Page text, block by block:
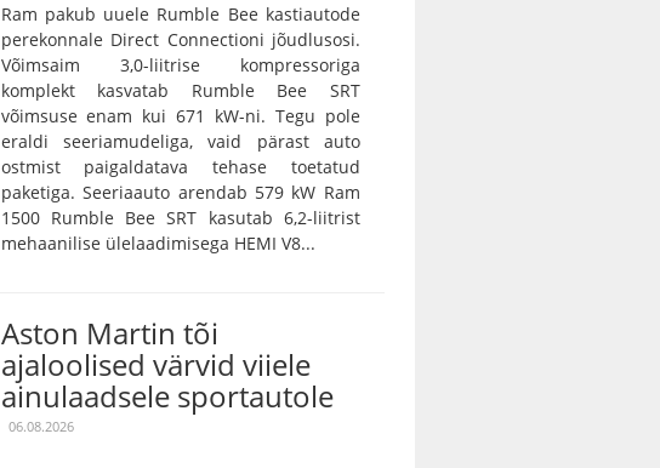
Ram pakub uuele Rumble Bee kastiautode
perekonnale Direct Connectioni jõudlusosi.
Võimsaim 3,0-liitrise kompressoriga
komplekt kasvatab Rumble Bee SRT
võimsuse enam kui 671 kW-ni. Tegu pole
eraldi seeriamudeliga, vaid pärast auto
ostmist paigaldatava tehase toetatud
paketiga. Seeriaauto arendab 579 kW Ram
1500 Rumble Bee SRT kasutab 6,2-liitrist
mehaanilise ülelaadimisega HEMI V8...
Aston Martin tõi
ajaloolised värvid viiele
ainulaadsele sportautole
06.08.2026